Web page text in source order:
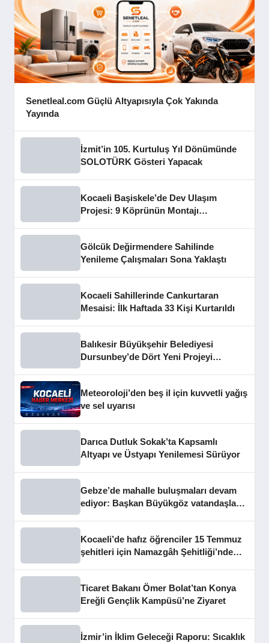
Senetleal.com Güçlü Altyapısıyla Çok Yakında
Yayında
İzmit’in 105. Kurtuluş Yıl Dönümünde
SOLOTÜRK Gösteri Yapacak
Kocaeli Başiskele’de Dev Ulaşım
Projesi: 9 Köprünün Montajı
Gölcük Değirmendere Sahilinde
Yenileme Çalışmaları Sona Yaklaştı
Kocaeli Sahillerinde Cankurtaran
Mesaisi: İlk Haftada 33 Kişi Kurtarıldı
Balıkesir Büyükşehir Belediyesi
Dursunbey’de Dört Yeni Projeyi
Meteoroloji’den beş il için kuvvetli yağış
ve sel uyarısı
Darıca Dutluk Sokak’ta Kapsamlı
Altyapı ve Üstyapı Yenilemesi Sürüyor
Gebze’de mahalle buluşmaları devam
ediyor: Başkan Büyükgöz vatandaşları
Kocaeli’de hafız öğrenciler 15 Temmuz
şehitleri için Namazgâh Şehitliği’nde
Ticaret Bakanı Ömer Bolat’tan Konya
Ereğli Gençlik Kampüsü’ne Ziyaret
İzmir’in İklim Geleceği Raporu: Sıcaklık